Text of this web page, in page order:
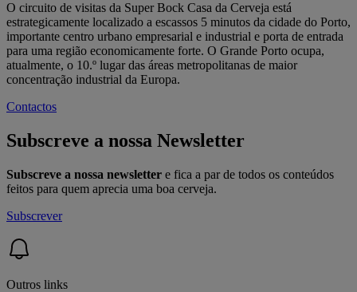
O circuito de visitas da Super Bock Casa da Cerveja está
estrategicamente localizado a escassos 5 minutos da cidade do Porto,
importante centro urbano empresarial e industrial e porta de entrada
para uma região economicamente forte. O Grande Porto ocupa,
atualmente, o 10.º lugar das áreas metropolitanas de maior
concentração industrial da Europa.
Contactos
Subscreve a nossa Newsletter
Subscreve a nossa newsletter e fica a par de todos os conteúdos
feitos para quem aprecia uma boa cerveja.
Subscrever
Outros links